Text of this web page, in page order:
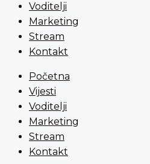
Voditelji
Marketing
Stream
Kontakt
Početna
Vijesti
Voditelji
Marketing
Stream
Kontakt